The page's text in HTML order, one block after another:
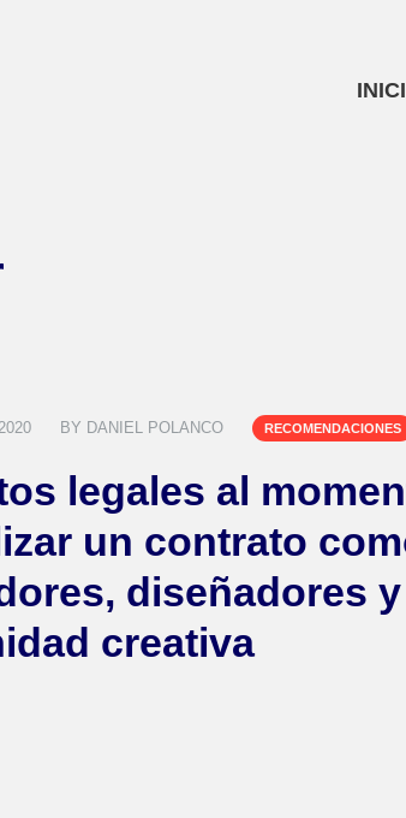
BY DANIEL POLANCO RECOMENDACIONES
legales al
un contrato
diseñadores y
creativa